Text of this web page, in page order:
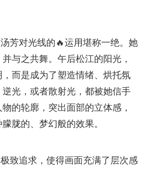
芳对光线的🔥运用堪称一绝。她
与之共舞。午后松江的阳光，
而是成为了塑造情绪、烘托氛
光，或者散射光，都被她信手
的轮廓，突出面部的立体感，
胧的、梦幻般的效果。
致追求，使得画面充满了层次感